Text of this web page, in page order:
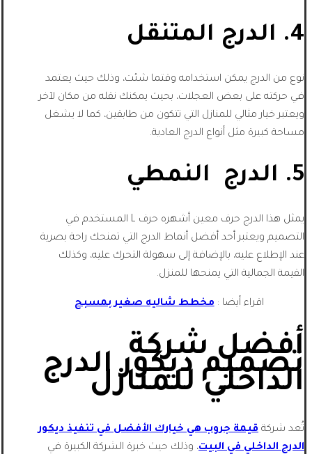
4. الدرج المتنقل
نوع من الدرج يمكن استخدامه وقتما شئت، وذلك حيث يعتمد
في حركته على بعض العجلات، بحيث يمكنك نقله من مكان لآخر
ويعتبر خيار مثالي للمنازل التي تتكون من طابقين، كما لا يشغل
مساحة كبيرة مثل أنواع الدرج العادية.
5. الدرج النمطي
يمثل هذا الدرج حرف معين أشهره حرف L المستخدم في
التصميم ويعتبر أحد أفضل أنماط الدرج التي تمنحك راحة بصرية
عند الإطلاع عليه، بالإضافة إلى سهولة التحرك عليه، وكذلك
القيمة الجمالية التي يمنحها للمنزل.
اقراء أيضا :مخطط شاليه صغير بمسبح
أفضل شركة
تصميم ديكور الدرج
الداخلي للمنازل
تُعد شركة قيمة جروب هي خيارك الأفضل في تنفيذ ديكور
الدرج الداخلي في البيت، وذلك حيث خبرة الشركة الكبيرة في